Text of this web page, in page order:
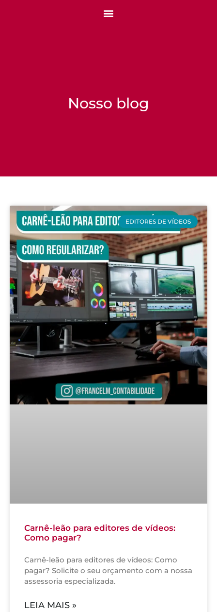
Nosso blog
EDITORES DE VÍDEOS
Carnê-leão para editores de vídeos:
Como pagar?
Carnê-leão para editores de vídeos: Como
pagar? Solicite o seu orçamento com a nossa
assessoria especializada.
LEIA MAIS »